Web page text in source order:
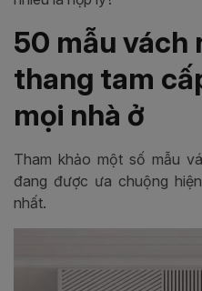
50 mẫu vách
thang tam
mọi nhà ở
Tham khảo một số mẫu
đang được ưa chuộng
nhất.